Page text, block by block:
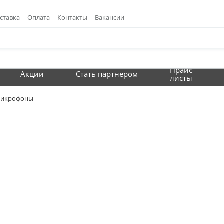
Оплата Контакты Вакансии
Акции Стать партнером
Прайс
листы